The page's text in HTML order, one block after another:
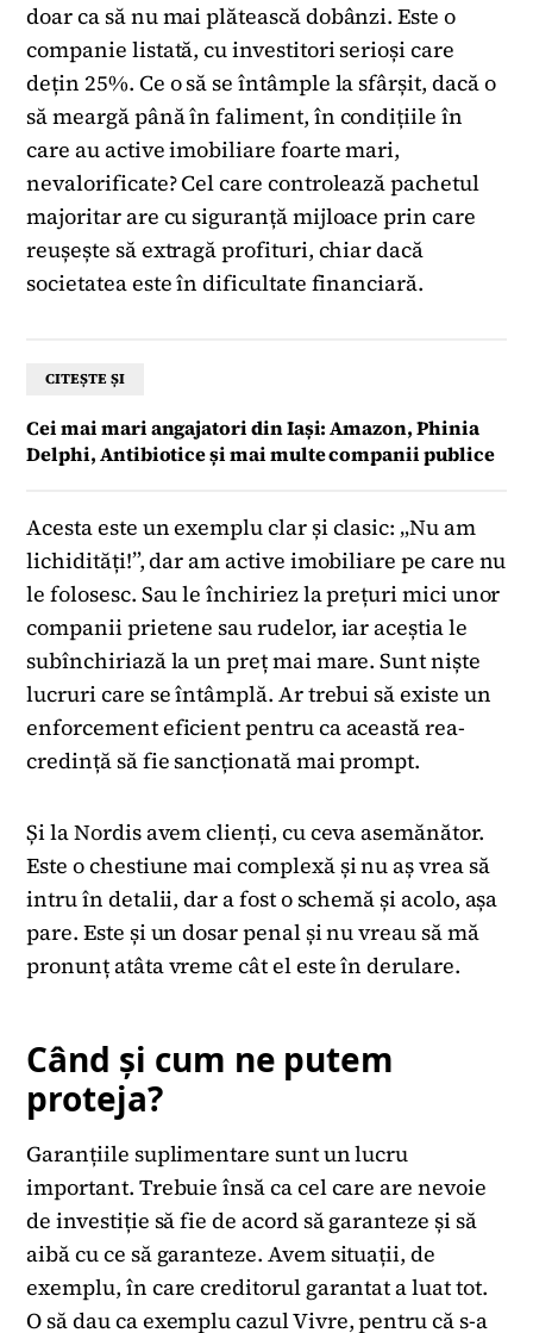
doar ca să nu mai plătească dobânzi. Este o
companie listată, cu investitori serioși care
dețin 25%. Ce o să se întâmple la sfârșit, dacă o
să meargă până în faliment, în condițiile în
care au active imobiliare foarte mari,
nevalorificate? Cel care controlează pachetul
majoritar are cu siguranță mijloace prin care
reușește să extragă profituri, chiar dacă
societatea este în dificultate financiară.
CITEȘTE ȘI
Cei mai mari angajatori din Iași: Amazon, Phinia
Delphi, Antibiotice și mai multe companii publice
Acesta este un exemplu clar și clasic: „Nu am
lichidități!”, dar am active imobiliare pe care nu
le folosesc. Sau le închiriez la prețuri mici unor
companii prietene sau rudelor, iar aceștia le
subînchiriază la un preț mai mare. Sunt niște
lucruri care se întâmplă. Ar trebui să existe un
enforcement eficient pentru ca această rea-
credință să fie sancționată mai prompt.
Și la Nordis avem clienți, cu ceva asemănător.
Este o chestiune mai complexă și nu aș vrea să
intru în detalii, dar a fost o schemă și acolo, așa
pare. Este și un dosar penal și nu vreau să mă
pronunț atâta vreme cât el este în derulare.
Când și cum ne putem
proteja?
Garanțiile suplimentare sunt un lucru
important. Trebuie însă ca cel care are nevoie
de investiție să fie de acord să garanteze și să
aibă cu ce să garanteze. Avem situații, de
exemplu, în care creditorul garantat a luat tot.
O să dau ca exemplu cazul Vivre, pentru că s-a